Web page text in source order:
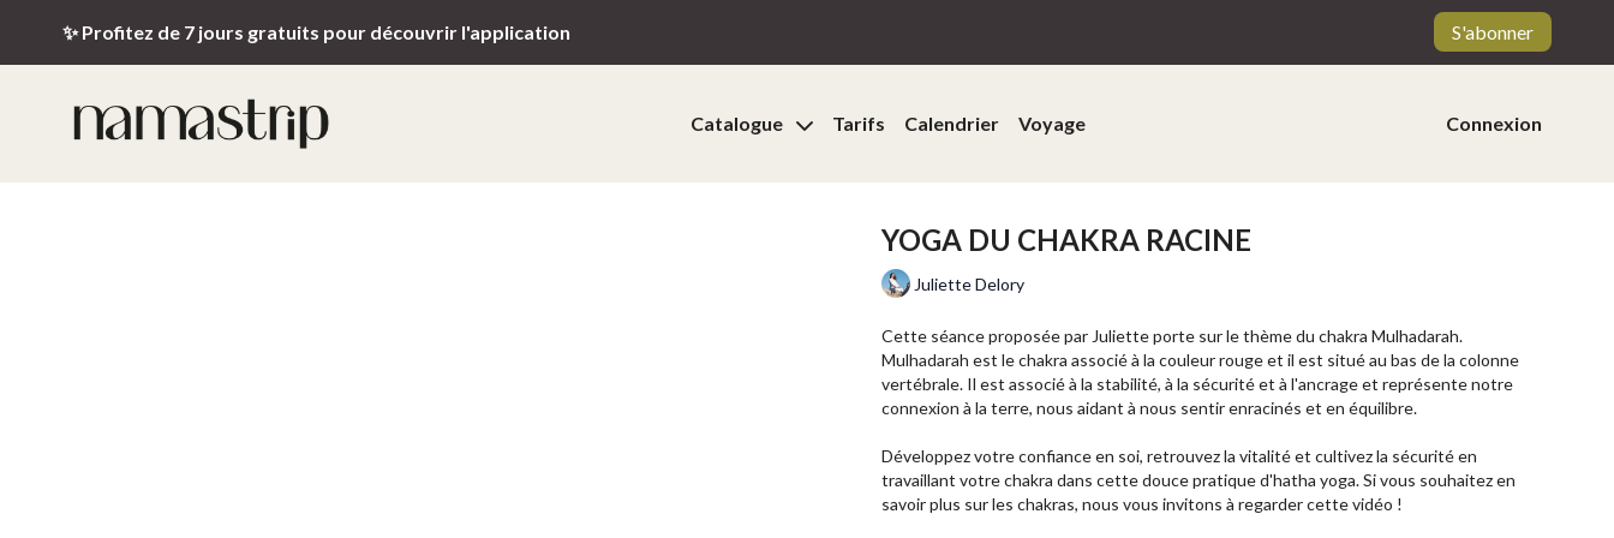
✨ Profitez de 7 jours gratuits pour découvrir l'application S'abonner
Catalogue Tarifs Calendrier Voyage Connexion
YOGA DU CHAKRA RACINE
Juliette Delory
Cette séance proposée par Juliette porte sur le thème du chakra Mulhadarah.
Mulhadarah est le chakra associé à la couleur rouge et il est situé au bas de la colonne
vertébrale. Il est associé à la stabilité, à la sécurité et à l'ancrage et représente notre
connexion à la terre, nous aidant à nous sentir enracinés et en équilibre.
Développez votre confiance en soi, retrouvez la vitalité et cultivez la sécurité en
travaillant votre chakra dans cette douce pratique d'hatha yoga. Si vous souhaitez en
savoir plus sur les chakras, nous vous invitons à regarder cette vidéo !